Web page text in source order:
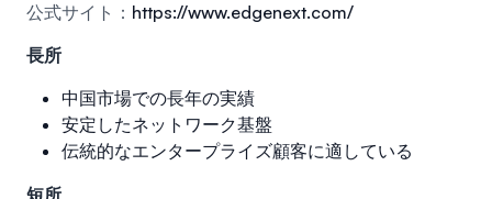
公式サイト： https://www.edgenext.com/
長所
中国市場での長年の実績
安定したネットワーク基盤
伝統的なエンタープライズ顧客に適している